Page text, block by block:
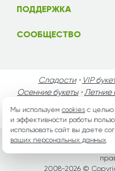
ПОДДЕРЖКА
СООБЩЕСТВО
Сладости• VIP
Осенние букеты•Летние
День Мужчин
2008-2026 ©
Мы используемcookiesс целью
и эффективности работы
использовать сайт вы даете
ваших персональных данных.